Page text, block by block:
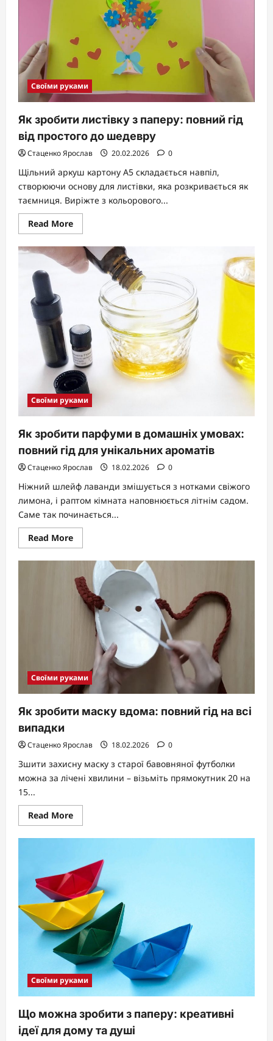
руками:
на
2026
рік
Своїми руками
Як зробити листівку з паперу: повний гід
від простого до шедевру
Стаценко Ярослав 20.02.2026 0
Щільний аркуш картону A5 складається навпіл,
створюючи основу для листівки, яка розкривається як
таємниця. Виріжте з кольорового...
Read MoreRead
more
Як
зробити
листівку
з
паперу:
повний
простого
до
шедевру
Своїми руками
Як зробити парфуми в домашніх умовах:
повний гід для унікальних ароматів
Стаценко Ярослав 18.02.2026 0
Ніжний шлейф лаванди змішується з нотками свіжого
лимона, і раптом кімната наповнюється літнім садом.
Саме так починається...
Read MoreRead
more
Як
зробити
парфуми
в
домашніх
умовах:
повний
унікальних
ароматів
Своїми руками
Як зробити маску вдома: повний гід на всі
випадки
Стаценко Ярослав 18.02.2026 0
Зшити захисну маску з старої бавовняної футболки
можна за лічені хвилини – візьміть прямокутник 20 на
15...
Read MoreRead
more
Як
вдома:
повний
гід
на
всі
випадки
Своїми руками
Що можна зробити з паперу: креативні
ідеї для дому та душі